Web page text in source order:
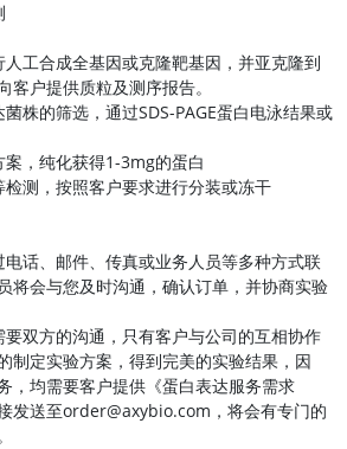
工合成全基因或克隆靶基因，并亚克隆到
客户提供质粒及测序报告。
株的筛选，通过SDS-PAGE蛋白电泳结果或
，纯化获得1-3mg的蛋白
测，按照客户要求进行分装或冻干
话、邮件、传真或业务人员等多种方式联
将会与您及时沟通，确认订单，并协商实验
双方的沟通，只有客户与公司的互相协作
制定实验方案，得到完美的实验结果，因
，均需要客户提供《蛋白表达服务需求
发送至order@axybio.com，将会有专门的